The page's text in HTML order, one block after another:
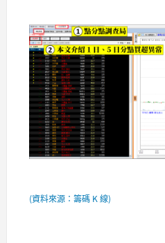
(資料來源：籌碼 K 線)